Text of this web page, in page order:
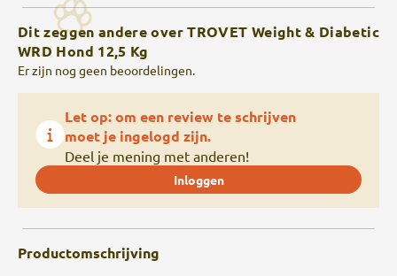
Dit zeggen andere over TROVET Weight & Diabetic
WRD Hond 12,5 Kg
Er zijn nog geen beoordelingen.
Let op: om een review te schrijven
moet je ingelogd zijn.
Deel je mening met anderen!
Inloggen
Productomschrijving